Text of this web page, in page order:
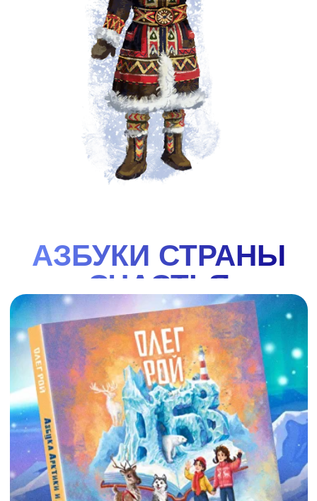
Азбука Арктики и Дальнего Востока" - уникальная
книга об истории, культуре, географии северного
края России. Главные герои - Варя, Ваня и собака
Лайка - вместе с оленёнком Лёней проведут
читателей по всем уголкам Арктики и Дальнего
Востока. В конце каждой главы - задание, которое
поможет закрепить знания. Красочные
иллюстрации, волшебные приключения и, конечно,
АЗБУКА АРКТИКИ
И ДАЛЬНЕГО ВОСТОКА